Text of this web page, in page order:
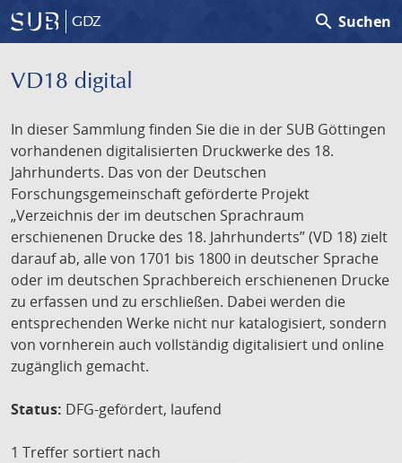
GDZ search Suchen
VD18 digital
In dieser Sammlung finden Sie die in der SUB Göttingen
vorhandenen digitalisierten Druckwerke des 18.
Jahrhunderts. Das von der Deutschen
Forschungsgemeinschaft geförderte Projekt
„Verzeichnis der im deutschen Sprachraum
erschienenen Drucke des 18. Jahrhunderts” (VD 18) zielt
darauf ab, alle von 1701 bis 1800 in deutscher Sprache
oder im deutschen Sprachbereich erschienenen Drucke
zu erfassen und zu erschließen. Dabei werden die
entsprechenden Werke nicht nur katalogisiert, sondern
von vornherein auch vollständig digitalisiert und online
zugänglich gemacht.
Status: DFG-gefördert, laufend
1 Treffer sortiert nach